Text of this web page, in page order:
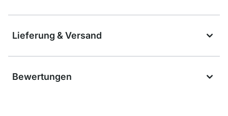
Lieferung & Versand
Bewertungen